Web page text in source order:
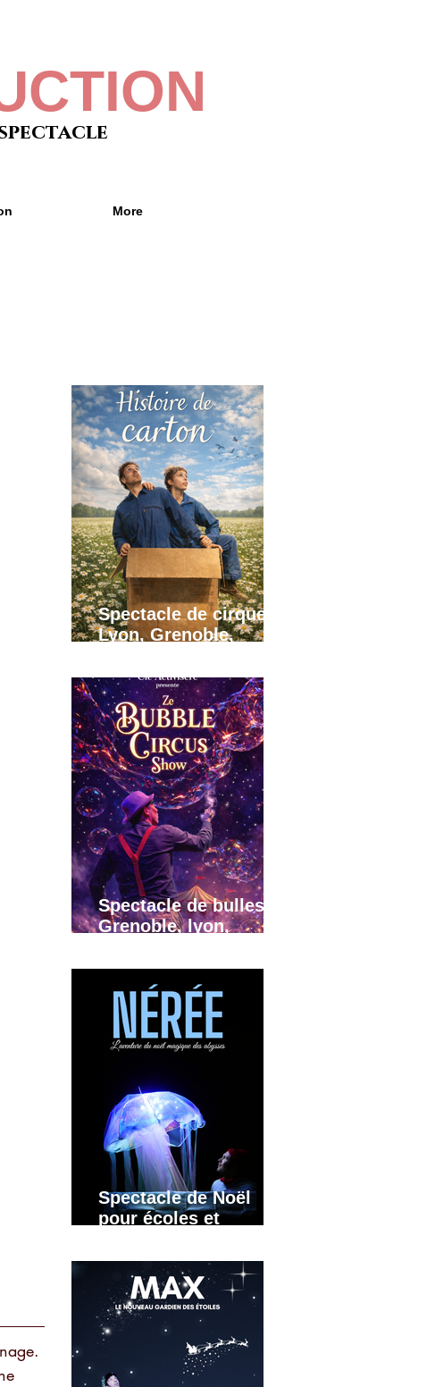
More
Spectacle de cirque
Lyon, Grenoble,
Spectacle de bulles,
Grenoble, lyon,
Rhône-Alpes
Spectacle de Noël
pour écoles et
Lyon, Annecy. Rhône-
Alpes